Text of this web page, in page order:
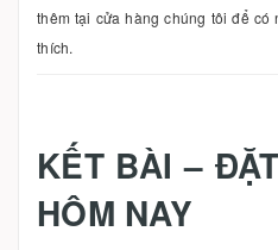
thêm tại cửa hàng chúng tôi để
thích.
KẾT BÀI –
HÔM NAY